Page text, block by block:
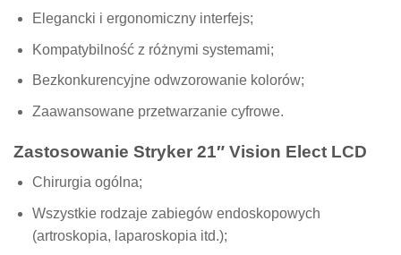
Elegancki i ergonomiczny interfejs;
Kompatybilność z różnymi systemami;
Bezkonkurencyjne odwzorowanie kolorów;
Zaawansowane przetwarzanie cyfrowe.
Zastosowanie Stryker 21″ Vision Elect LCD
Chirurgia ogólna;
Wszystkie rodzaje zabiegów endoskopowych
(artroskopia, laparoskopia itd.);